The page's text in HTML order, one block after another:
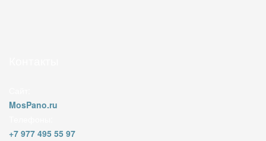
MosPano.ru
+7 977 495 55 97